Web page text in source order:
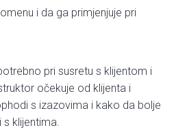
i da ga primjenjuje pri
pri susretu s klijentom i
očekuje od klijenta i
s izazovima i kako da bolje
klijentima.